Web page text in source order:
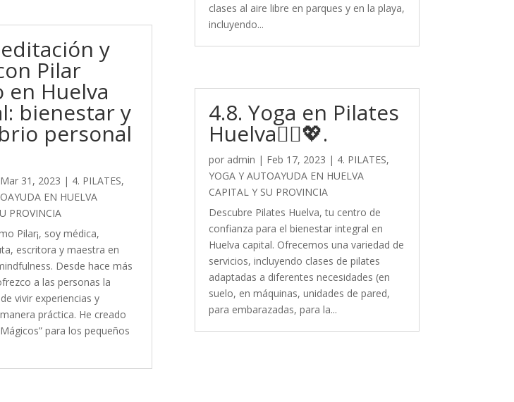
y
Pilar
en Huelva
bienestar y
personal
Mar 31, 2023 | 4. PILATES,
EN HUELVA
PROVINCIA
Pilar¡, soy médica,
escritora y maestra en
Desde hace más
a las personas la
vivir experiencias y
práctica. He creado
para los pequeños
clases al aire libre en parques y en la playa,
incluyendo...
4.8. Yoga en Pilates
Huelva🧘‍♀️💖.
por admin | Feb 17, 2023 | 4. PILATES,
YOGA Y AUTOAYUDA EN HUELVA
CAPITAL Y SU PROVINCIA
Descubre Pilates Huelva, tu centro de
confianza para el bienestar integral en
Huelva capital. Ofrecemos una variedad de
servicios, incluyendo clases de pilates
adaptadas a diferentes necesidades (en
suelo, en máquinas, unidades de pared,
para embarazadas, para la...